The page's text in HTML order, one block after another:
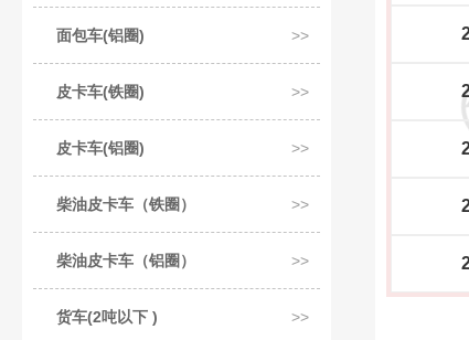
面包车(铝圈)
皮卡车(铁圈)
皮卡车(铝圈)
柴油皮卡车（铁圈）
柴油皮卡车（铝圈）
货车(2吨以下 )